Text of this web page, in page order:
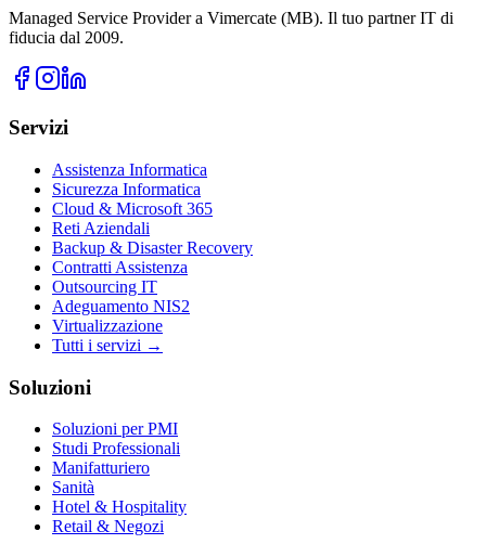
Managed Service Provider a Vimercate (MB). Il tuo partner IT di
fiducia dal 2009.
Servizi
Assistenza Informatica
Sicurezza Informatica
Cloud & Microsoft 365
Reti Aziendali
Backup & Disaster Recovery
Contratti Assistenza
Outsourcing IT
Adeguamento NIS2
Virtualizzazione
Tutti i servizi →
Soluzioni
Soluzioni per PMI
Studi Professionali
Manifatturiero
Sanità
Hotel & Hospitality
Retail & Negozi